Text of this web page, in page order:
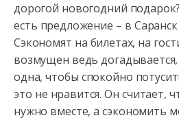
дорогой новогодний
есть предложение – в
Сэкономят на билетах, на
возмущен ведь догадывается,
одна, чтобы спокойно
это не нравится. Он считает,
нужно вместе, а сэкономить